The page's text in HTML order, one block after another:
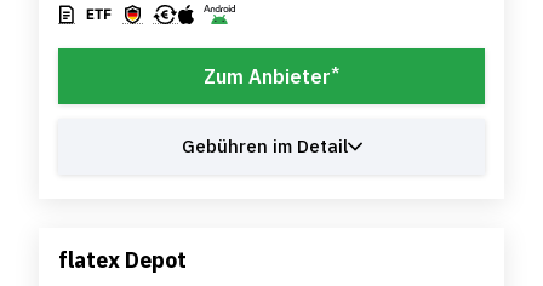
Zum Anbieter*
Gebühren im Detail
flatex Depot